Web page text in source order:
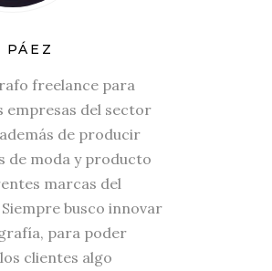
PÁEZ
freelance para
empresas del sector
de producir
de moda y producto
marcas del
busco innovar
para poder
clientes algo